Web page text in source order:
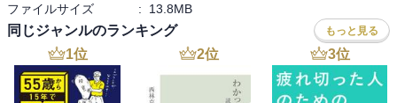
ファイルサイズ
: 13.8MB
同じジャンルのランキング もっと見る
1位 2位 3位